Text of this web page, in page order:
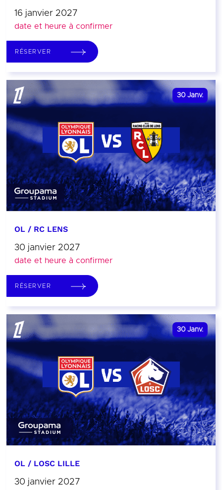
16 janvier 2027
date et heure à confirmer
RÉSERVER
30 Janv.
OL / RC LENS
30 janvier 2027
date et heure à confirmer
RÉSERVER
30 Janv.
OL / LOSC LILLE
30 janvier 2027